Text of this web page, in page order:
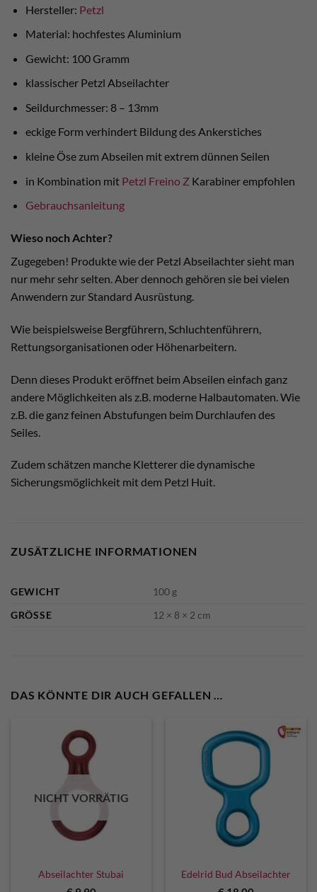
Hersteller: Petzl
Material: hochfestes Aluminium
Gewicht: 100 Gramm
klassischer Petzl Abseilachter
Seildurchmesser: 8 – 13mm
eckige Form verhindert Bildung des Ankerstiches
kleine Öse zum Abseilen mit extrem dünnen Seilen
in Kombination mit Petzl Freino ZKarabiner empfohlen
Gebrauchsanleitung
Wieso noch Achter?
Zugegeben! Produkte wie der Petzl Abseilachter sieht man
nur mehr sehr selten. Aber dennoch gehören sie bei vielen
Anwendern zur Standard Ausrüstung.
Wie beispielsweise Bergführern, Schluchtenführern,
Rettungsorganisationen oder Höhenarbeitern.
Denn dieses Produkt eröffnet beim Abseilen einfach ganz
andere Möglichkeiten als z.B. moderne Halbautomaten. Wie
z.B. die ganz feinen Abstufungen beim Durchlaufen des
Seiles.
Zudem schätzen manche Kletterer die dynamische
Sicherungsmöglichkeit mit dem Petzl Huit.
ZUSÄTZLICHE INFORMATIONEN
GEWICHT
100 g
GRÖSSE
12 × 8 × 2 cm
DAS KÖNNTE DIR AUCH GEFALLEN …
NICHT VORRÄTIG
Abseilachter Stubai Edelrid Bud Abseilachter